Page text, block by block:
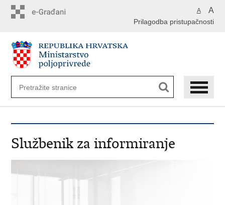
A A
Prilagodba pristupačnosti
Službenik za informiranje